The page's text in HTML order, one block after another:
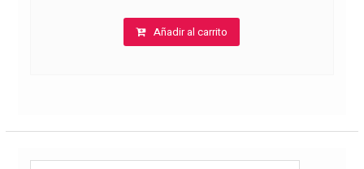
Añadir al carrito